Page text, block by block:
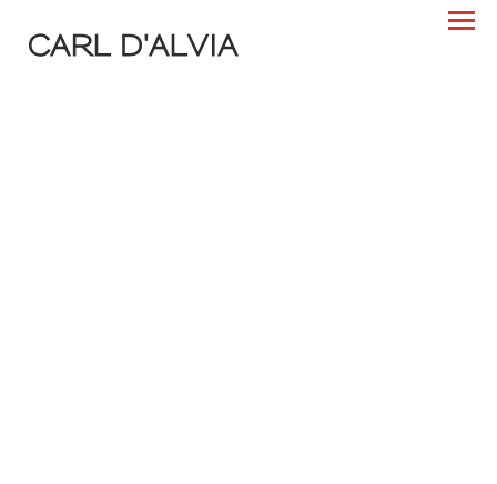
CARL D'ALVIA